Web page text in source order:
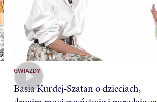
GWIAZDY
Basia Kurdej-Szatan o dzieciach,